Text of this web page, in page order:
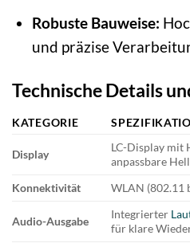
Robuste Bauweise:
und präzise
Technische Details
KATEGORIE
Display
LC-Display mit
anpassbare
Konnektivität
WLAN (802.11
Audio-Ausgabe
Integrierter
für klare